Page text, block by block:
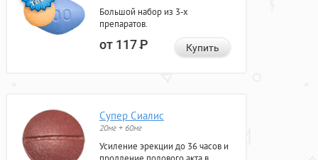
Большой набор из 3-х
препаратов.
от 117Р Купить
Супер Сиалис
20мг + 60мг
Усиление эрекции до 36 часов и